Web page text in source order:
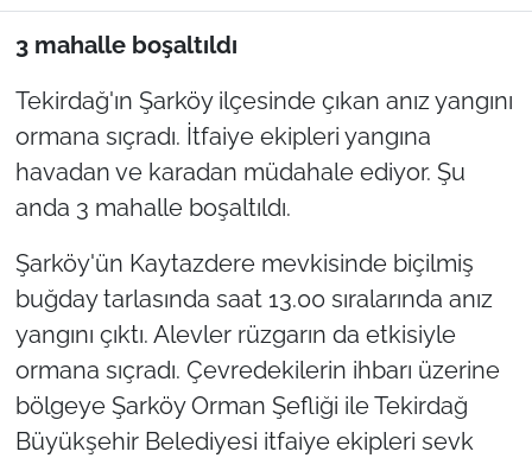
3 mahalle boşaltıldı
Tekirdağ'ın Şarköy ilçesinde çıkan anız yangını
ormana sıçradı. İtfaiye ekipleri yangına
havadan ve karadan müdahale ediyor. Şu
anda 3 mahalle boşaltıldı.
Şarköy'ün Kaytazdere mevkisinde biçilmiş
buğday tarlasında saat 13.00 sıralarında anız
yangını çıktı. Alevler rüzgarın da etkisiyle
ormana sıçradı. Çevredekilerin ihbarı üzerine
bölgeye Şarköy Orman Şefliği ile Tekirdağ
Büyükşehir Belediyesi itfaiye ekipleri sevk
TÜRKİYE
Bölge
Güvenlik
Genel
Politika
Flaş Haber